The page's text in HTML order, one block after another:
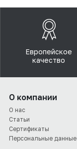
Европейское
качество
О компании
О нас
Статьи
Сертификаты
Персональные данные